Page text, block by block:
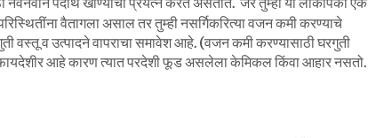
वैतागला असाल तर तुम्ही नसर्गिकरित्या वजन कमी करण्याचे
वस्तू व उत्पादने वापराचा समावेश आहे. (वजन कमी करण्यासाठी घरगुती
आहे कारण त्यात परदेशी फूड असलेला केमिकल किंवा आहार नसतो.